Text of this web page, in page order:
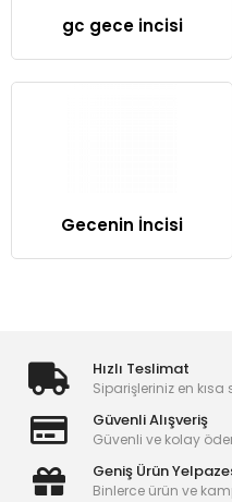
gc gece incisi
Gecenin İncisi
Hızlı Teslimat
Siparişleriniz en kısa
Güvenli Alışveriş
Güvenli ve kolay
Geniş Ürün
Binlerce ürün ve